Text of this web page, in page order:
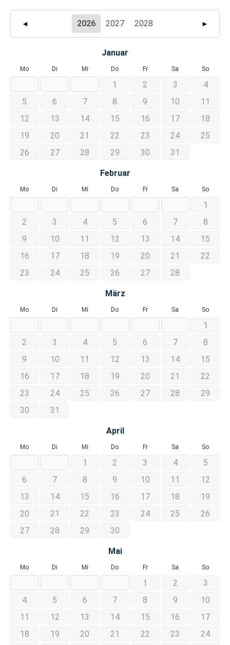
◄ 2026 2027 2028 ►
Januar
Mo Di Mi Do Fr Sa So
1 2 3
4
5
6 7 8 9 10
11
12
13 14 15 16 17
18
19
20 21 22 23 24
25
26
27 28 29 30 31
Februar
Mo Di Mi Do Fr Sa So
1
2
3 4 5 6 7
8
9
10 11 12 13 14
15
16
17 18 19 20 21
22
23
24 25 26 27 28
März
Mo Di Mi Do Fr Sa So
1
2
3 4 5 6 7
8
9
10 11 12 13 14
15
16
17 18 19 20 21
22
23
24 25 26 27 28
29
30
31
April
Mo Di Mi Do Fr Sa So
1 2 3 4
5
6
7 8 9 10 11
12
13
14 15 16 17 18
19
20
21 22 23 24 25
26
27
28 29 30
Mai
Mo Di Mi Do Fr Sa So
1 2
3
4
5 6 7 8 9
10
11
12 13 14 15 16
17
18
19 20 21 22 23
24